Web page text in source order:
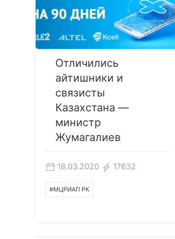
Отличились
айтишники и
связисты
Казахстана —
министр
Жумагалиев
18.03.2020 17632
#МЦРИАП РК